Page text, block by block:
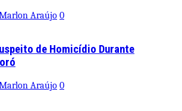
Araújo 0
de Homicídio Durante
Araújo 0